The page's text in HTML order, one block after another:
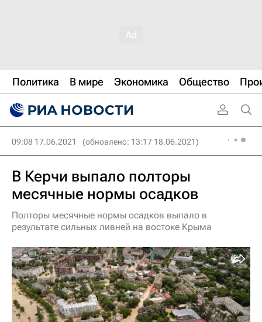
Политика В мире Экономика Общество
09:08 17.06.2021 (обновлено: 13:17 18.06.2021)
В Керчи выпало полторы
месячные нормы осадков
Полторы месячные нормы осадков выпало в
результате сильных ливней на востоке Крыма